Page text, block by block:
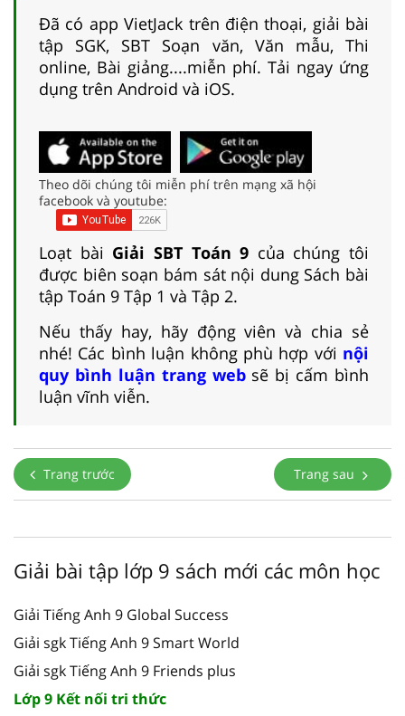
Đã có app VietJack trên điện thoại, giải bài
tập SGK, SBT Soạn văn, Văn mẫu, Thi
online, Bài giảng....miễn phí. Tải ngay ứng
dụng trên Android và iOS.
Theo dõi chúng tôi miễn phí trên mạng xã hội
facebook và youtube:
Loạt bài Giải SBT Toán 9 của chúng tôi
được biên soạn bám sát nội dung Sách bài
tập Toán 9 Tập 1 và Tập 2.
Nếu thấy hay, hãy động viên và chia sẻ
nhé! Các bình luận không phù hợp với nội
quy bình luận trang websẽ bị cấm bình
luận vĩnh viễn.
Trang trước Trang sau
Giải bài tập lớp 9 sách mới các môn học
Giải Tiếng Anh 9 Global Success
Giải sgk Tiếng Anh 9 Smart World
Giải sgk Tiếng Anh 9 Friends plus
Lớp 9 Kết nối tri thức